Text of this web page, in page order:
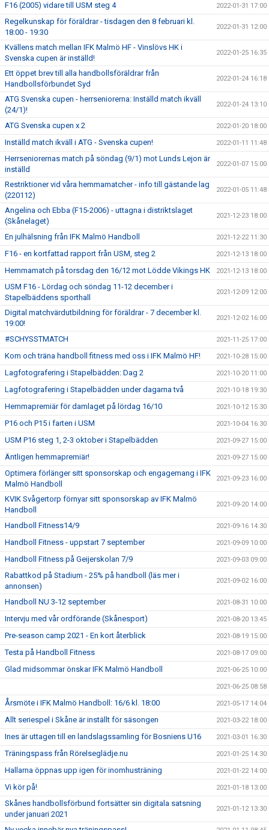
F16 (2005) vidare till USM steg 4 2022-01-31 17:00
Regelkunskap för föräldrar - tisdagen den 8 februari kl.
18:00 - 19:30
2022-01-31 12:00
Kvällens match mellan IFK Malmö HF - Vinslövs HK i
Svenska cupen är inställd!
2022-01-25 16:35
Ett öppet brev till alla handbollsföräldrar från
Handbollsförbundet Syd
2022-01-24 16:18
ATG Svenska cupen - herrseniorerna: Inställd match ikväll
(24/1)!
2022-01-24 13:10
ATG Svenska cupen x 2 2022-01-20 18:00
Inställd match ikväll i ATG - Svenska cupen! 2022-01-11 11:48
Herrseniorernas match på söndag (9/1) mot Lunds Lejon är
inställd
2022-01-07 15:00
Restriktioner vid våra hemmamatcher - info till gästande lag
(220112)
2022-01-05 11:48
Angelina och Ebba (F15-2006) - uttagna i distriktslaget
(Skånelaget)
2021-12-23 18:00
En julhälsning från IFK Malmö Handboll 2021-12-22 11:30
F16 - en kortfattad rapport från USM, steg 2 2021-12-13 18:00
Hemmamatch på torsdag den 16/12 mot Lödde Vikings HK 2021-12-13 18:00
USM F16 - Lördag och söndag 11-12 december i
Stapelbäddens sporthall
2021-12-09 12:00
Digital matchvärdutbildning för föräldrar - 7 december kl.
19:00!
2021-12-02 16:00
#SCHYSSTMATCH 2021-11-25 17:00
Kom och träna handboll fitness med oss i IFK Malmö HF! 2021-10-28 15:00
Lagfotografering i Stapelbädden: Dag 2 2021-10-20 11:00
Lagfotografering i Stapelbädden under dagarna två 2021-10-18 19:30
Hemmapremiär för damlaget på lördag 16/10 2021-10-12 15:30
P16 och P15 i farten i USM 2021-10-04 16:30
USM P16 steg 1, 2-3 oktober i Stapelbädden 2021-09-27 15:00
Äntligen hemmapremiär! 2021-09-27 15:00
Optimera förlänger sitt sponsorskap och engagemang i IFK
Malmö Handboll
2021-09-23 16:00
KVIK Svågertorp förnyar sitt sponsorskap av IFK Malmö
Handboll
2021-09-20 14:00
Handboll Fitness14/9 2021-09-16 14:30
Handboll Fitness - uppstart 7 september 2021-09-09 10:00
Handboll Fitness på Geijerskolan 7/9 2021-09-03 09:00
Rabattkod på Stadium - 25% på handboll (läs mer i
annonsen)
2021-09-02 16:00
Handboll NU 3-12 september 2021-08-31 10:00
Intervju med vår ordförande (Skånesport) 2021-08-20 13:45
Pre-season camp 2021 - En kort återblick 2021-08-19 15:00
Testa på Handboll Fitness 2021-08-17 09:00
Glad midsommar önskar IFK Malmö Handboll 2021-06-25 10:00
2021-06-25 08:58
Årsmöte i IFK Malmö Handboll: 16/6 kl. 18:00 2021-05-17 14:04
Allt seriespel i Skåne är inställt för säsongen 2021-03-22 18:00
Ines är uttagen till en landslagssamling för Bosniens U16 2021-03-01 16:30
Träningspass från Rörelseglädje.nu 2021-01-25 14:30
Hallarna öppnas upp igen för inomhusträning 2021-01-22 14:00
Vi kör på! 2021-01-18 13:00
Skånes handbollsförbund fortsätter sin digitala satsning
under januari 2021
2021-01-12 13:30